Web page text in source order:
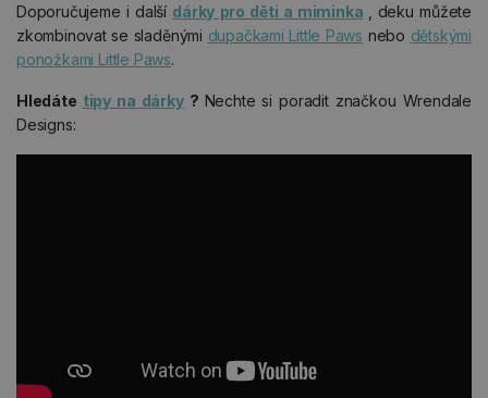
Doporučujeme i další dárky pro děti a miminka
, deku můžete
zkombinovat se sladěnými dupačkami Little Paws nebo dětskými
ponožkami Little Paws.
Hledáte tipy na dárky? Nechte si poradit značkou Wrendale
Designs: